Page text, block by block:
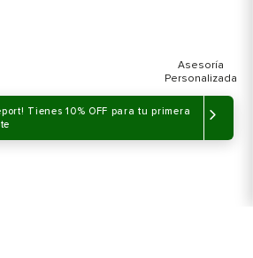
Tienes 10% OFF para tu primera